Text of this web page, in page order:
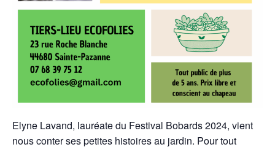
Elyne Lavand, lauréate du Festival Bobards 2024, vient
nous conter ses petites histoires au jardin. Pour tout